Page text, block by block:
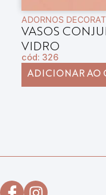
ADORNOS
VASOS
VIDRO
cód: 326
ADICIONAR AO